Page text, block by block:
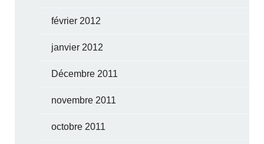
février 2012
janvier 2012
Décembre 2011
novembre 2011
octobre 2011